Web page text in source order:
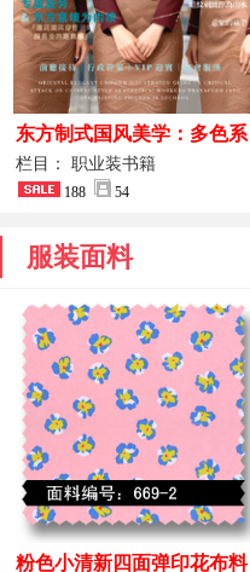
东方制式国风美学：多色系
新中式前厅管家VIP接待员
工作服合集
栏目： 职业装书籍
188 54
服装面料
粉色小清新四面弹印花布料